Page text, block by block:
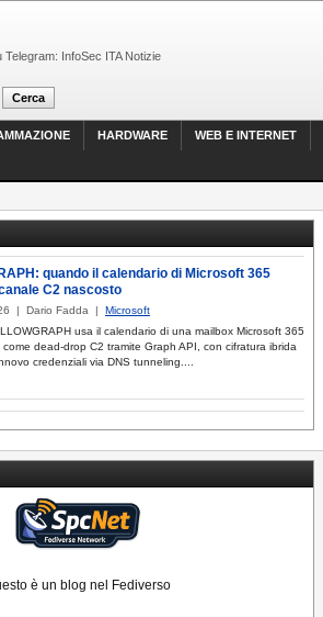
InfoSec ITA Notizie
HARDWARE WEB E INTERNET
è un blog nel Fediverso
quando il calendario di Microsoft 365
C2 nascosto
| Dario Fadda | Microsoft
usa il calendario di una mailbox Microsoft 365
come dead-drop C2 tramite Graph API, con cifratura ibrida
credenziali via DNS tunneling....